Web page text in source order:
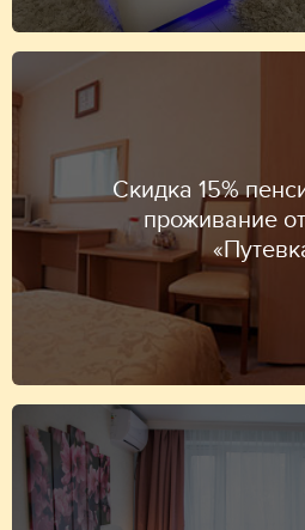
Скидка 15%
проживание